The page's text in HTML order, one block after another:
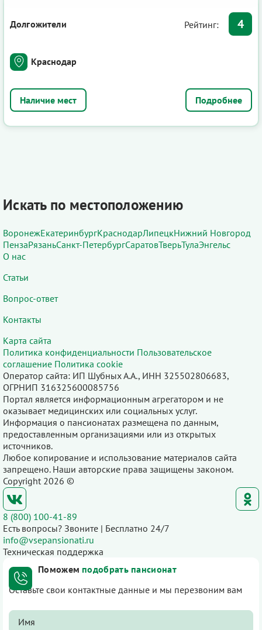
Долгожители Рейтинг: 4
Краснодар
Подробнее
Искать по местоположению
ВоронежЕкатеринбургКраснодарЛипецкНижний Новгород
ПензаРязаньСанкт-ПетербургСаратовТверьТулаЭнгельс
О нас
Статьи
Вопрос-ответ
Контакты
Карта сайта
Политика конфиденциальности Пользовательское
соглашение Политика cookie
Оператор сайта: ИП Шубных А.А., ИНН 325502806683,
ОГРНИП 316325600085756
Портал является информационным агрегатором и не
оказывает медицинских или социальных услуг.
Информация о пансионатах размещена по данным,
предоставленным организациями или из открытых
источников.
Любое копирование и использование материалов сайта
запрещено. Наши авторские права защищены законом.
Copyright 2026 ©
8 (800) 100-41-89
Есть вопросы? Звоните | Бесплатно 24/7
info@vsepansionati.ru
Техническая поддержка
Поможем подобрать пансионат
Оставьте свои контактные данные и мы перезвоним вам